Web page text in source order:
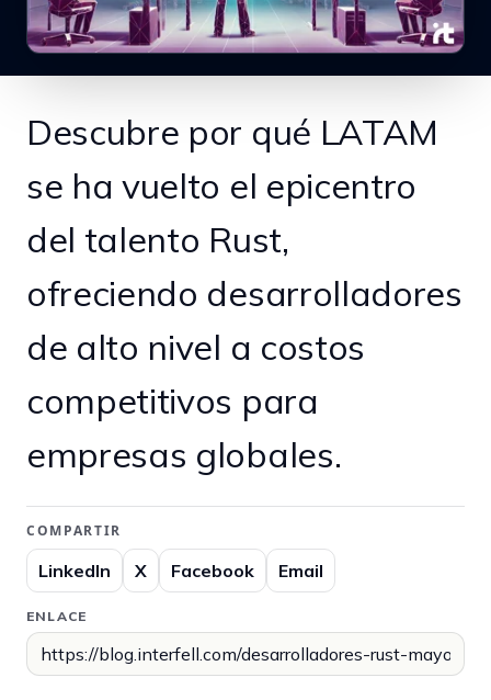
Descubre por qué LATAM
se ha vuelto el epicentro
del talento Rust,
ofreciendo desarrolladores
de alto nivel a costos
competitivos para
empresas globales.
COMPARTIR
LinkedIn X Facebook Email
ENLACE